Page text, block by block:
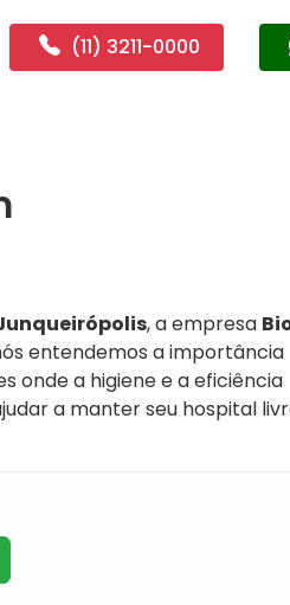
(11) 3211-0000
, a empresa
entendemos a importância
onde a higiene e a eficiência
a manter seu hospital